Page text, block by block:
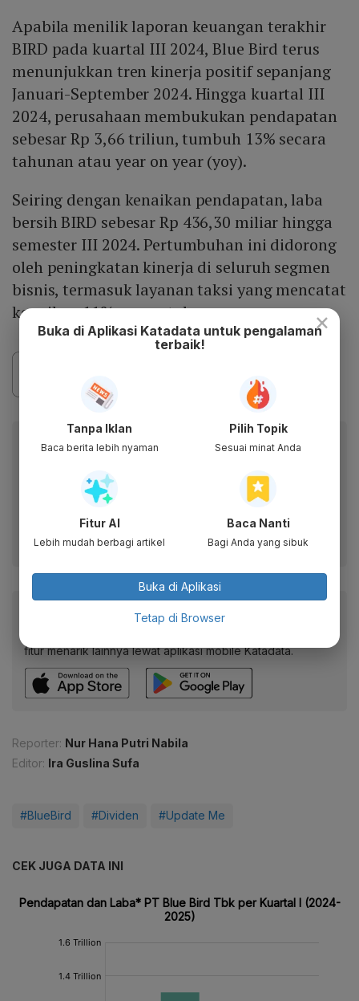
Apabila menilik laporan keuangan terakhir
BIRD pada kuartal III 2024, Blue Bird terus
menunjukkan tren kinerja positif sepanjang
Januari-September 2024. Hingga kuartal III
2024, perusahaan membukukan pendapatan
sebesar Rp 3,66 triliun, tumbuh 13% secara
tahunan atau year on year (yoy).
Seiring dengan kenaikan pendapatan, laba
bersih BIRD sebesar Rp 436,30 miliar hingga
semester III 2024. Pertumbuhan ini didorong
oleh peningkatan kinerja di seluruh segmen
bisnis, termasuk layanan taksi yang mencatat
kenaikan 11% secara tahunan.
Berita Katadata.co.id di WhatsApp
Dapatkan akses cepat ke berita terkini dan data
berharga dari WhatsApp Channel Katadata.co.id
Baca artikel ini lewat aplikasi mobile.
fitur menarik lainnya lewat aplikasi mobile Katadata.
Reporter: Nur Hana Putri Nabila
Editor: Ira Guslina Sufa
#BlueBird #Dividen #Update Me
CEK JUGA DATA INI
×
Buka di Aplikasi Katadata untuk pengalaman
terbaik!
Tanpa Iklan
Baca berita lebih nyaman
Pilih Topik
Sesuai minat Anda
Fitur AI
Lebih mudah berbagi artikel
Baca Nanti
Bagi Anda yang sibuk
Buka di Aplikasi
Tetap di Browser